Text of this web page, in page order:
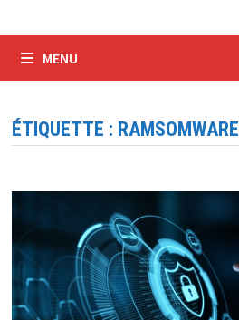
MENU
ÉTIQUETTE : RAMSOMWARE